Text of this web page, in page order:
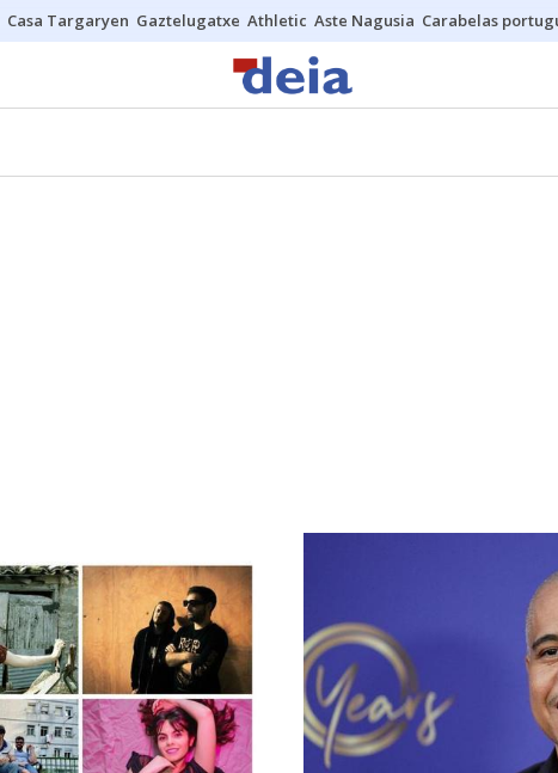
Casa Targaryen Gaztelugatxe Athletic Aste Nagusia Carabelas